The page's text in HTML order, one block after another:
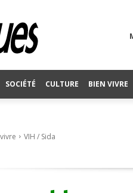
SOCIÉTÉ CULTURE BIEN VIVRE
VIH / Sida